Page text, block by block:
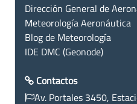
Dirección General de
Meteorología Aeronáutica
Blog de Meteorología
IDE DMC (Geonode)
Contactos
Av. Portales 3450,